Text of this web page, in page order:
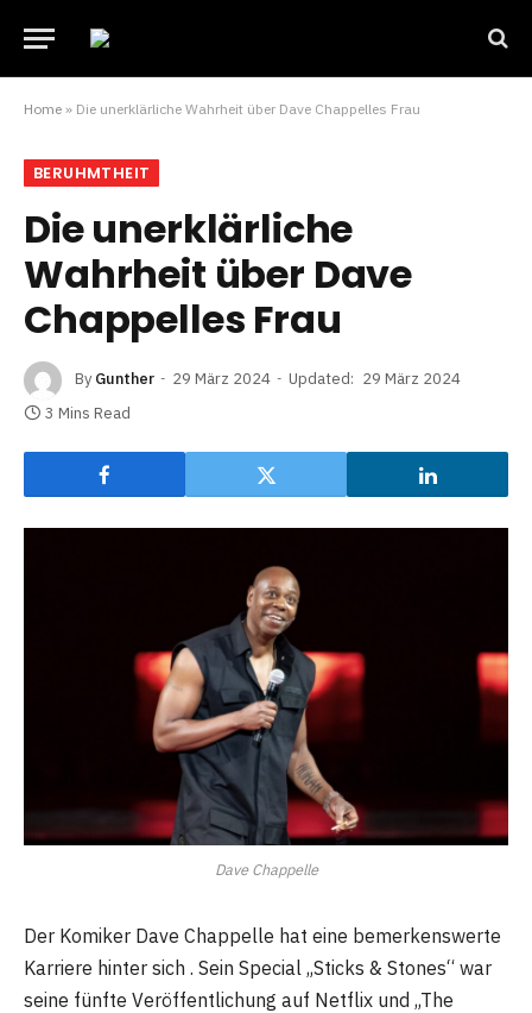
Home » Die unerklärliche Wahrheit über Dave Chappelles Frau
BERUHMTHEIT
Die unerklärliche
Wahrheit über Dave
Chappelles Frau
By Gunther 29 März 2024 Updated: 29 März 2024
3 Mins Read
Dave Chappelle
Der Komiker Dave Chappelle hat eine bemerkenswerte
Karriere hinter sich . Sein Special „Sticks & Stones“ war
seine fünfte Veröffentlichung auf Netflix und „The